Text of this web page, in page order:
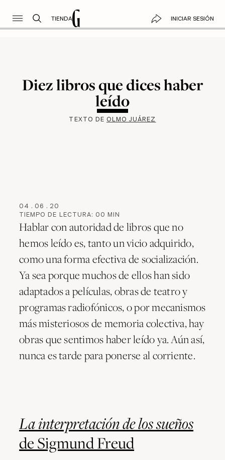
TIENDA INICIAR SESIÓN
Diez libros que dices haber
leído
TEXTO DE OLMO JUÁREZ
04 . 06 . 20
TIEMPO DE LECTURA: 00 MIN
Hablar con autoridad de libros que no
hemos leído es, tanto un vicio adquirido,
como una forma efectiva de socialización.
Ya sea porque muchos de ellos han sido
adaptados a películas, obras de teatro y
programas radiofónicos, o por mecanismos
más misteriosos de memoria colectiva, hay
obras que sentimos haber leído ya. Aún así,
nunca es tarde para ponerse al corriente.
La interpretación de los sueños
de Sigmund Freud